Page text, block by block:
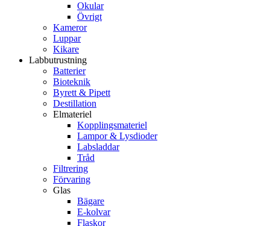
Okular
Övrigt
Kameror
Luppar
Kikare
Labbutrustning
Batterier
Bioteknik
Byrett & Pipett
Destillation
Elmateriel
Kopplingsmateriel
Lampor & Lysdioder
Labsladdar
Tråd
Filtrering
Förvaring
Glas
Bägare
E-kolvar
Flaskor